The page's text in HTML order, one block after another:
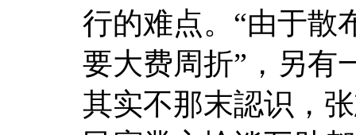
行的难点。“由于散
要大费周折”，另有
其实不那末認识，